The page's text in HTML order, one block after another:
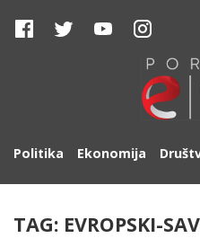
Politika Ekonomija
TAG: EVROPSKI-